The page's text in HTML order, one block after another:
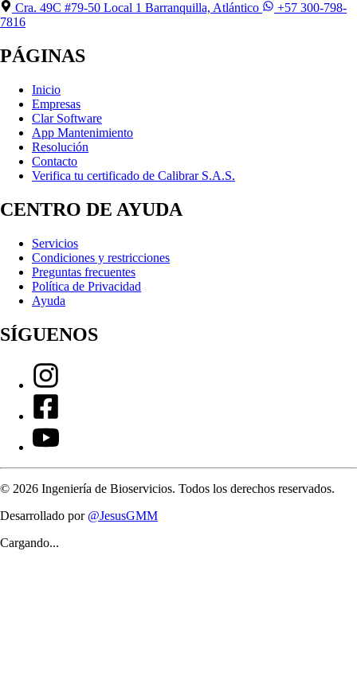
Cra. 49C #79-50 Local 1 Barranquilla, Atlántico
+57 300-798-
7816
PÁGINAS
Inicio
Empresas
Clar Software
App Mantenimiento
Resolución
Contacto
Verifica tu certificado de Calibrar S.A.S.
CENTRO DE AYUDA
Servicios
Condiciones y restricciones
Preguntas frecuentes
Política de Privacidad
Ayuda
SÍGUENOS
© 2026 Ingeniería de Bioservicios. Todos los derechos reservados.
Desarrollado por @JesusGMM
Cargando...